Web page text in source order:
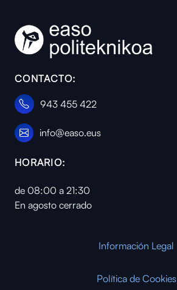
CONTACTO:
943 455 422
info@easo.eus
HORARIO:
de 08:00 a 21:30
En agosto cerrado
Información Legal
Política de Cookies